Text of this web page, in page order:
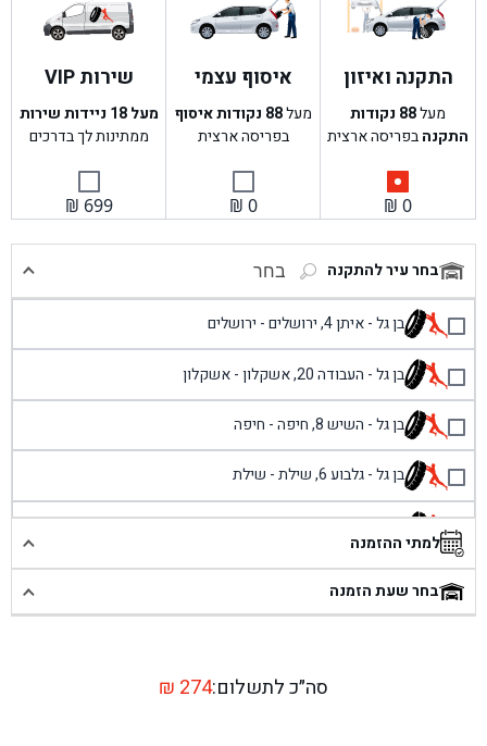
התקנה ואיזון
מעל88 נקודות
התקנהבפריסה ארצית
₪ 0
איסוף עצמי
מעל88 נקודות איסוף
בפריסה ארצית
₪ 0
שירות VIP
מעל 18 ניידות שירות
ממתינות לך בדרכים
₪ 699
בחר עיר להתקנה בחר
בן גל - איתן 4, ירושלים - ירושלים
בן גל - העבודה 20, אשקלון - אשקלון
בן גל - השיש 8, חיפה - חיפה
בן גל - גלבוע 6, שילת - שילת
בן גל - פוריידיס, כניסה צפונית מול כביש 4 - פרדיס
בן גל - שכונת אזור תעשייה זעירה, עיילבון - עיילבון
בן גל - דרך השבעה 20, אזור - אזור
למתי ההזמנה
בחר שעת הזמנה
סה״כ לתשלום: ₪ 274